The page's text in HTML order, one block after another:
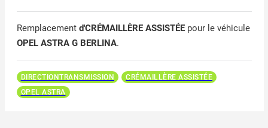
Remplacement d'CRÉMAILLÈRE ASSISTÉEpour le véhicule
OPEL ASTRA G BERLINA.
DIRECTIONTRANSMISSION
CRÉMAILLÈRE ASSISTÉE
OPEL ASTRA